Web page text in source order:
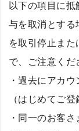
以下の項目に
与を取消とする
を取引停止ま
で、ご注意くだ
・過去にアカ
（はじめてご
・同一のお客